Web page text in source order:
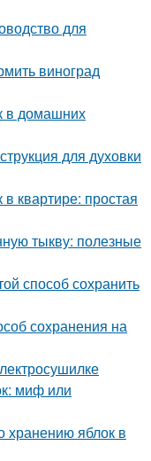
для
виноград
в домашних
для духовки
квартире: простая
тыкву: полезные
способ сохранить
сохранения на
миф или
хранению яблок в